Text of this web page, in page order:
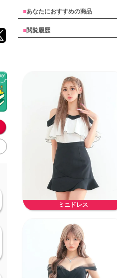
■あなたにおすすめの商品
■閲覧履歴
ミニドレス